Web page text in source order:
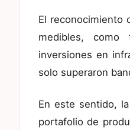
El reconocimiento
medibles, como
inversiones en
solo superaron
En este sentido,
portafolio de